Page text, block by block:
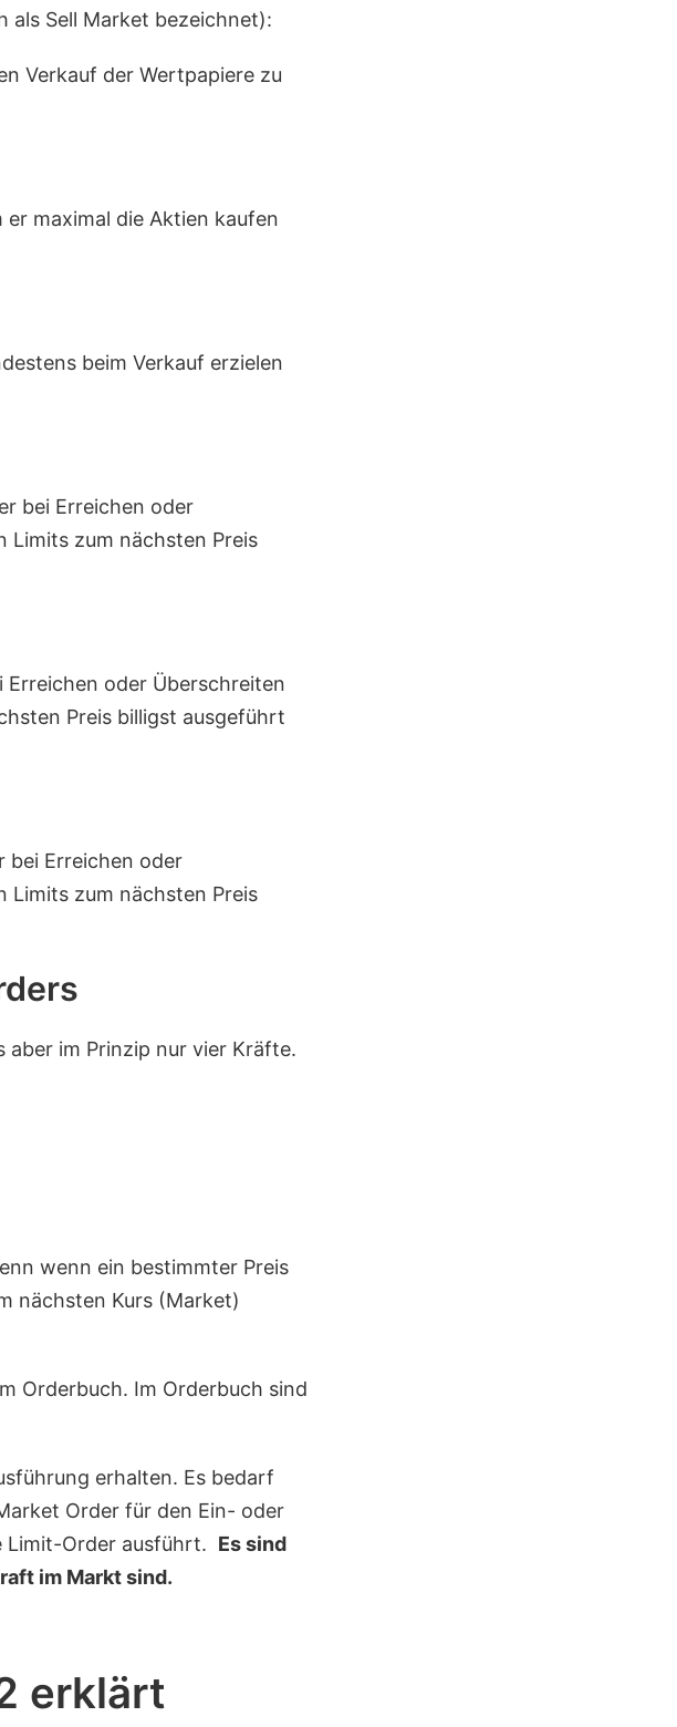
als Sell Market bezeichnet):
Verkauf der Wertpapiere zu
maximal die Aktien kaufen
beim Verkauf erzielen
bei Erreichen oder
Limits zum nächsten Preis
oder Überschreiten
Preis billigst ausgeführt
bei Erreichen oder
Limits zum nächsten Preis
aber im Prinzip nur vier Kräfte.
wenn ein bestimmter Preis
nächsten Kurs (Market)
Orderbuch. Im Orderbuch sind
erhalten. Es bedarf
Order für den Ein- oder
Limit-Order ausführt. Es sind
im Markt sind.
erklärt